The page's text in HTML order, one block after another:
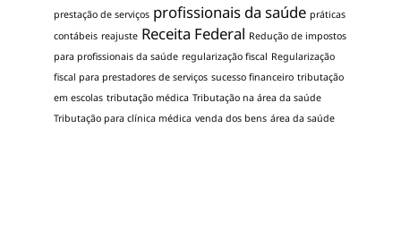
prestação de serviços profissionais da saúde práticas
contábeis reajuste Receita Federal Redução de impostos
para profissionais da saúde regularização fiscal Regularização
fiscal para prestadores de serviços sucesso financeiro tributação
em escolas tributação médica Tributação na área da saúde
Tributação para clínica médica venda dos bens área da saúde